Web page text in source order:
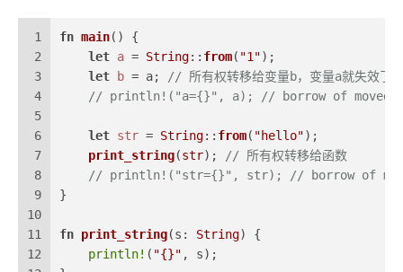
1
2
3
4
5
6
7
8
9
10
11
12
fn main() {
let a = String:: from( "1");
let
b = a;
// 所有权转移给变量b，变量a就失效了
// println!("a={}", a); // borrow of moved
let str = String:: from( "hello");
print_string(str);
// 所有权转移给函数
// println!("str={}", str); // borrow of
}
fn print_string(s: String) {
println! ( "{}" , s);